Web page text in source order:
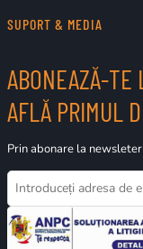
SUPORT & MEDIA
ABONEAZĂ-TE
AFLĂ PRIMUL
Prin abonare la